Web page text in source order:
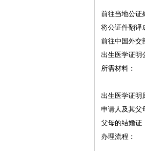
前往当地公证
将公证件翻译
前往中国外交
出生医学证明
‌所需材料‌：
出生医学证明
申请人及其父
父母的结婚证
‌办理流程‌：